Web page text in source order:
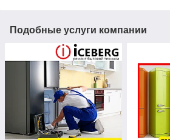
Подобные услуги компании